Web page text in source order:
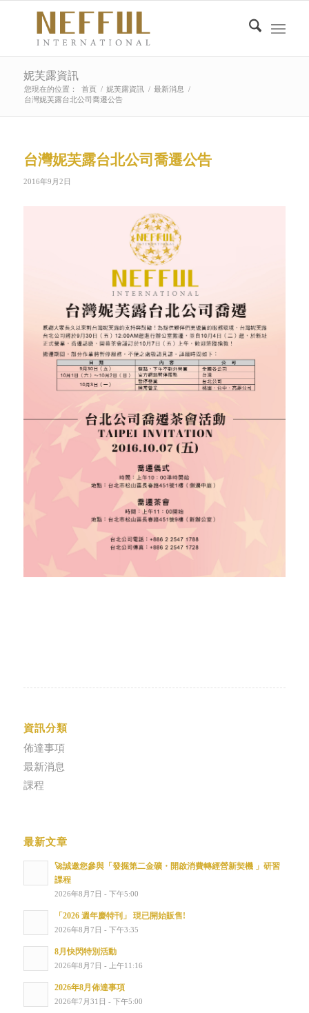
妮芙露資訊
您現在的位置： 首頁 / 妮芙露資訊 / 最新消息
/
台灣妮芙露台北公司喬遷公告
台灣妮芙露台北公司喬遷公告
2016年9月2日
資訊分類
佈達事項
最新消息
課程
最新文章
🚀誠邀您參與「發掘第二金礦・開啟消費轉經營新契機 」研習
課程
2026年8月7日 - 下午5:00
「2026 週年慶特刊」 現已開始販售!
2026年8月7日 - 下午3:35
8月快閃特別活動
2026年8月7日 - 上午11:16
2026年8月佈達事項
2026年7月31日 - 下午5:00